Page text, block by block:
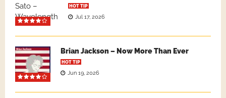
HOT TIP
Jul 17, 2026
Brian Jackson – Now More Than Ever
HOT TIP
Jun 19, 2026